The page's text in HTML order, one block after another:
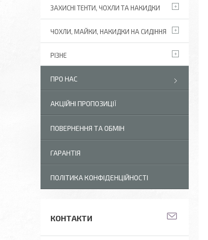
ЗАХИСНІ ТЕНТИ, ЧОХЛИ ТА НАКИДКИ
ЧОХЛИ, МАЙКИ, НАКИДКИ НА СИДІННЯ
РІЗНЕ
ПРО НАС
АКЦІЙНІ ПРОПОЗИЦІЇ
ПОВЕРНЕННЯ ТА ОБМІН
ГАРАНТІЯ
ПОЛІТИКА КОНФІДЕНЦІЙНОСТІ
КОНТАКТИ